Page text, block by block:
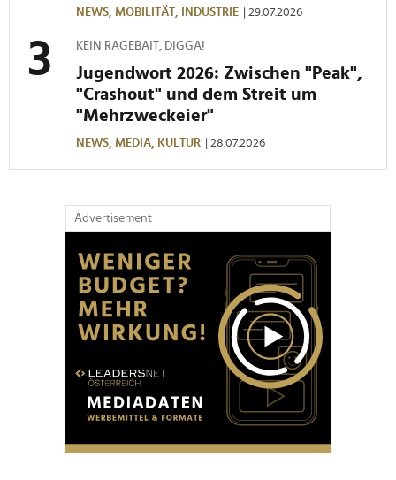
NEWS, MOBILITÄT, INDUSTRIE | 29.07.2026
KEIN RAGEBAIT, DIGGA!
Jugendwort 2026: Zwischen "Peak",
"Crashout" und dem Streit um
"Mehrzweckeier"
NEWS, MEDIA, KULTUR | 28.07.2026
Advertisement